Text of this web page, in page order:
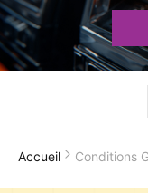
Accueil Conditions